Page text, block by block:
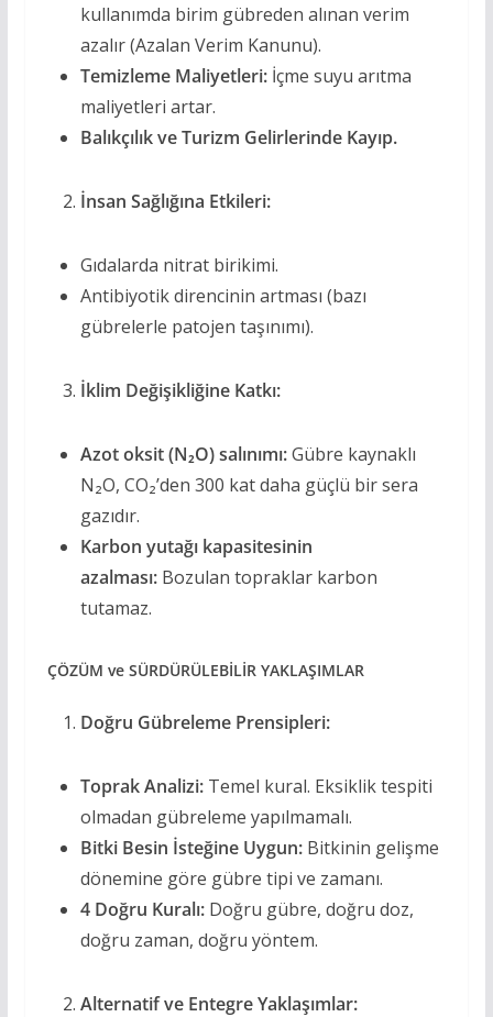
kullanımda birim gübreden alınan verim
azalır (Azalan Verim Kanunu).
Temizleme Maliyetleri:İçme suyu arıtma
maliyetleri artar.
Balıkçılık ve Turizm Gelirlerinde Kayıp.
İnsan Sağlığına Etkileri:
Gıdalarda nitrat birikimi.
Antibiyotik direncinin artması (bazı
gübrelerle patojen taşınımı).
İklim Değişikliğine Katkı:
Azot oksit (N₂O) salınımı:Gübre kaynaklı
N₂O, CO₂’den 300 kat daha güçlü bir sera
gazıdır.
Karbon yutağı kapasitesinin
azalması:Bozulan topraklar karbon
tutamaz.
ÇÖZÜM ve SÜRDÜRÜLEBİLİR YAKLAŞIMLAR
Doğru Gübreleme Prensipleri:
Toprak Analizi:Temel kural. Eksiklik tespiti
olmadan gübreleme yapılmamalı.
Bitki Besin İsteğine Uygun:Bitkinin gelişme
dönemine göre gübre tipi ve zamanı.
4 Doğru Kuralı:Doğru gübre, doğru doz,
doğru zaman, doğru yöntem.
Alternatif ve Entegre Yaklaşımlar: